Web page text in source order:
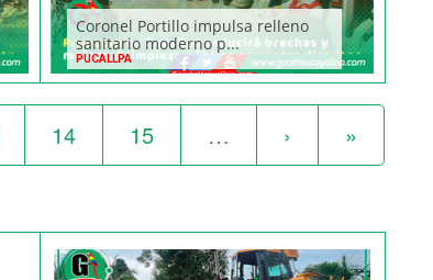
Coronel Portillo impulsa relleno
sanitario moderno p...
PUCALLPA
14 15 … › »